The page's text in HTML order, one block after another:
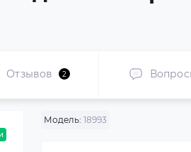
Отзывов 2
Модель: 18993